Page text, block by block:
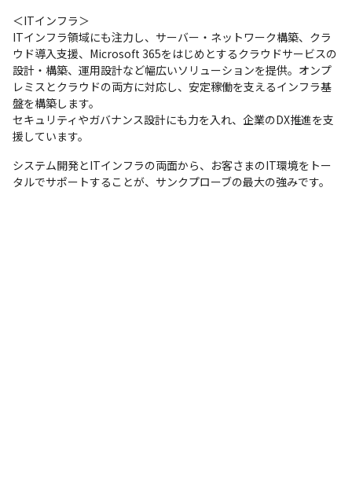
＜ITインフラ＞
ITインフラ領域にも注力し、サーバー・ネットワーク構築、クラ
ウド導入支援、Microsoft 365をはじめとするクラウドサービスの
設計・構築、運用設計など幅広いソリューションを提供。オンプ
レミスとクラウドの両方に対応し、安定稼働を支えるインフラ基
盤を構築します。
セキュリティやガバナンス設計にも力を入れ、企業のDX推進を支
援しています。
システム開発とITインフラの両面から、お客さまのIT環境をトー
タルでサポートすることが、サンクプローブの最大の強みです。